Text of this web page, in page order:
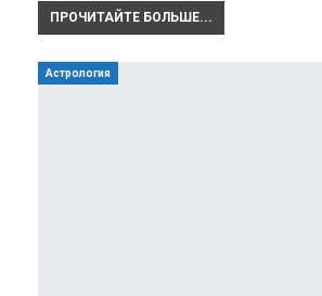
ПРОЧИТАЙТЕ БОЛЬШЕ...
Астрология